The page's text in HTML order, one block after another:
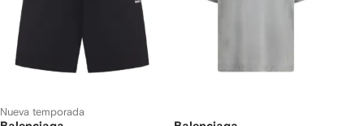
Nueva temporada